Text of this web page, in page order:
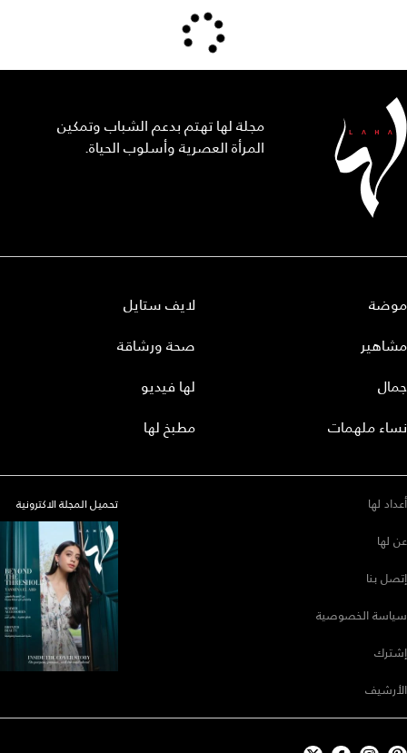
مجلة لها تهتم بدعم الشباب وتمكين
المرأة العصرية وأسلوب الحياة.
موضة
مشاهير
جمال
نساء ملهمات
لايف ستايل
صحة ورشاقة
لها فيديو
مطبخ لها
أعداد لها
عن لها
إتصل بنا
سياسة الخصوصية
إشترك
الأرشيف
تحميل المجلة الاكترونية